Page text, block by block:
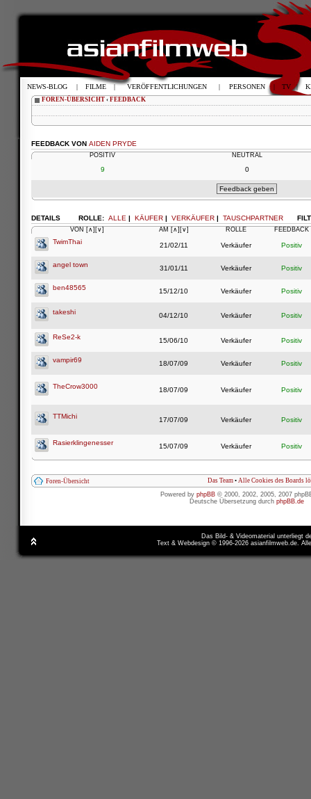
FOREN-ÜBERSICHT ‹ FEEDBACK
FEEDBACK VON AIDEN PRYDE
POSITIV NEUTRAL
9 0
ROLLE: ALLE | KÄUFER | VERKÄUFER | TAUSCHPARTNER
DETAILS
VON [∧] [∨] AM [∧] [∨] ROLLE FEEDBACK
TwimThai 21/02/11 Verkäufer Positiv
angel town 31/01/11 Verkäufer Positiv
ben48565 15/12/10 Verkäufer Positiv
takeshi 04/12/10 Verkäufer Positiv
ReSe2-k 15/06/10 Verkäufer Positiv
vampir69 18/07/09 Verkäufer Positiv
TheCrow3000 18/07/09 Verkäufer Positiv
TTMichi 17/07/09 Verkäufer Positiv
Rasierklingenesser 15/07/09 Verkäufer Positiv
Foren-Übersicht Das Team • Alle Cookies des Boards
Powered by phpBB © 2000, 2002, 2005, 2007
Deutsche Übersetzung durch phpBB.de
Das Bild- & Videomaterial unterliegt
Text & Webdesign © 1996-2026 asianfilmweb.de.
NEWS-BLOG | FILME | VERÖFFENTLICHUNGEN | PERSONEN | TV |